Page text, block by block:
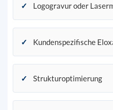
✓ Logogravur oder
✓ Kundenspezifische
✓ Strukturoptimierung